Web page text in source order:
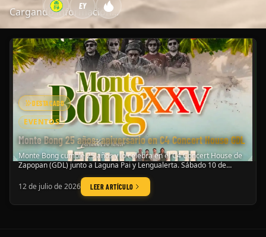
Cargando información...
EY
DESTACADO
EVENTOS
Monte Bong 25 años: aniversario en C4 Concert House GDL
Monte Bong cumple 25 años y lo celebra en el C4 Concert House de
Zapopan (GDL) junto a Laguna Pai y Lengualerta. Sábado 10 de
12 de julio de 2026
LEER ARTÍCULO